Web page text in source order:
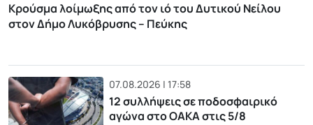
Κρούσμα λοίμωξης από τον ιό του Δυτικού Νείλου
στον Δήμο Λυκόβρυσης – Πεύκης
07.08.2026 | 17:58
12 συλλήψεις σε ποδοσφαιρικό
αγώνα στο ΟΑΚΑ στις 5/8